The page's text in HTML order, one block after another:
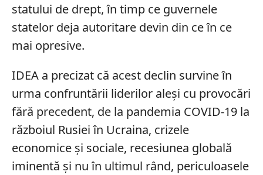
statului de drept, în timp ce guvernele
statelor deja autoritare devin din ce în ce
mai opresive.
IDEA a precizat că acest declin survine în
urma confruntării liderilor aleși cu provocări
fără precedent, de la pandemia COVID-19 la
războiul Rusiei în Ucraina, crizele
economice și sociale, recesiunea globală
iminentă și nu în ultimul rând, periculoasele